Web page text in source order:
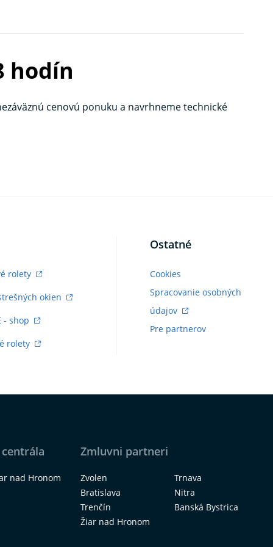
hodín
cenovú ponuku a navrhneme technické
rolety
okien
- shop
rolety
Ostatné
Cookies
Spracovanie osobných
údajov
Pre partnerov
centrála
nad Hronom
Zmluvni partneri
Zvolen
Trnava
Bratislava
Nitra
Trenčín
Banská Bystrica
Žiar nad Hronom